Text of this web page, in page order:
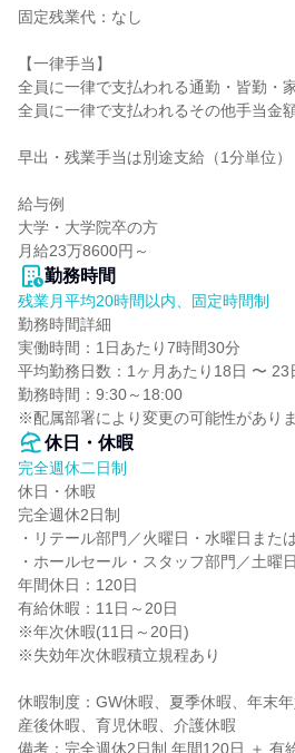
固定残業代：なし
【一律手当】
全員に一律で支払われる通勤・皆勤・
全員に一律で支払われるその他手当金
早出・残業手当は別途支給（1分単位）
給与例
大学・大学院卒の方
月給23万8600円～
勤務時間
残業月平均20時間以内、固定時間制
勤務時間詳細
実働時間：1日あたり7時間30分
平均勤務日数：1ヶ月あたり18日 〜 23
勤務時間：9:30～18:00
※配属部署により変更の可能性があり
休日・休暇
完全週休二日制
休日・休暇
完全週休2日制
・リテール部門／火曜日・水曜日また
・ホールセール・スタッフ部門／土曜
年間休日：120日
有給休暇：11日～20日
※年次休暇(11日～20日)
※失効年次休暇積立規程あり
休暇制度：GW休暇、夏季休暇、年末
産後休暇、育児休暇、介護休暇
備考：完全週休2日制 年間120日 ＋ 有